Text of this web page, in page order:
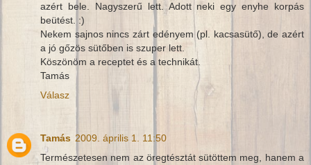
azért bele. Nagyszerű lett. Adott neki egy enyhe korpás
beütést. :)
Nekem sajnos nincs zárt edényem (pl. kacsasütő), de azért
a jó gőzös sütőben is szuper lett.
Köszönöm a receptet és a technikát.
Tamás
Válasz
Tamás 2009. április 1. 11:50
Természetesen nem az öregtésztát sütöttem meg, hanem a